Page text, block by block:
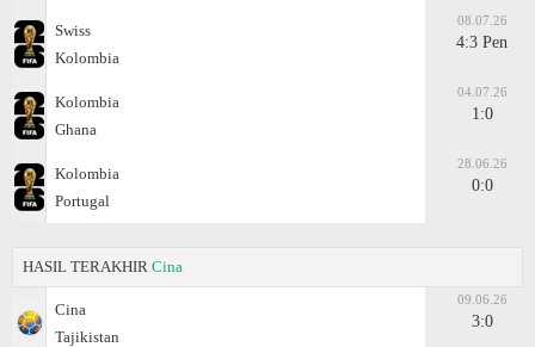
Swiss
Kolombia
08.07.26
4:3 Pen
Kolombia
Ghana
04.07.26
1:0
Kolombia
Portugal
28.06.26
0:0
HASIL TERAKHIR Cina
Cina
Tajikistan
09.06.26
3:0